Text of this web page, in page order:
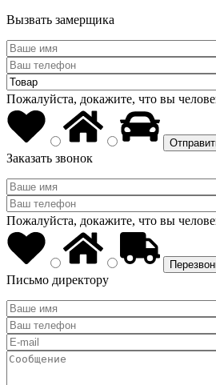
Вызвать замерщика
Пожалуйста, докажите, что вы
Заказать звонок
Пожалуйста, докажите, что вы
Письмо директору